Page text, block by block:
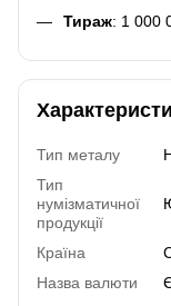
Тираж: 1 000
Тип металу
Тип
нумізматичної
продукції
Країна
Назва валюти